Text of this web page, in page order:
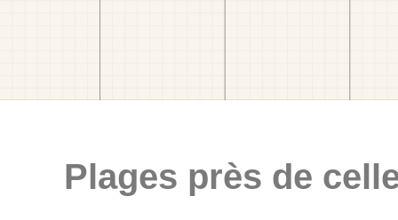
Plages près de